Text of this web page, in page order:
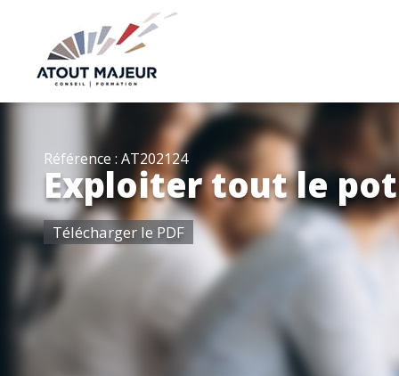
Exploiter tout le
Télécharger le PDF
Référence : AT202124